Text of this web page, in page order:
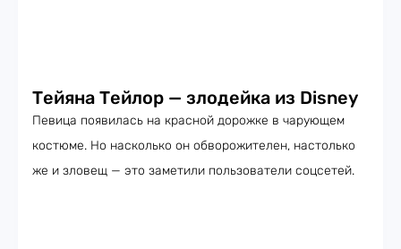
Тейяна Тейлор — злодейка из Disney
Певица появилась на красной дорожке в чарующем
костюме. Но насколько он обворожителен, настолько
же и зловещ — это заметили пользователи соцсетей.